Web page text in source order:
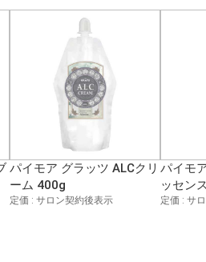
パイモア グラッツ ALCクリ
ーム 400g
定価 : サロン契約後表示
パイモ
ッセン
定価 : サ